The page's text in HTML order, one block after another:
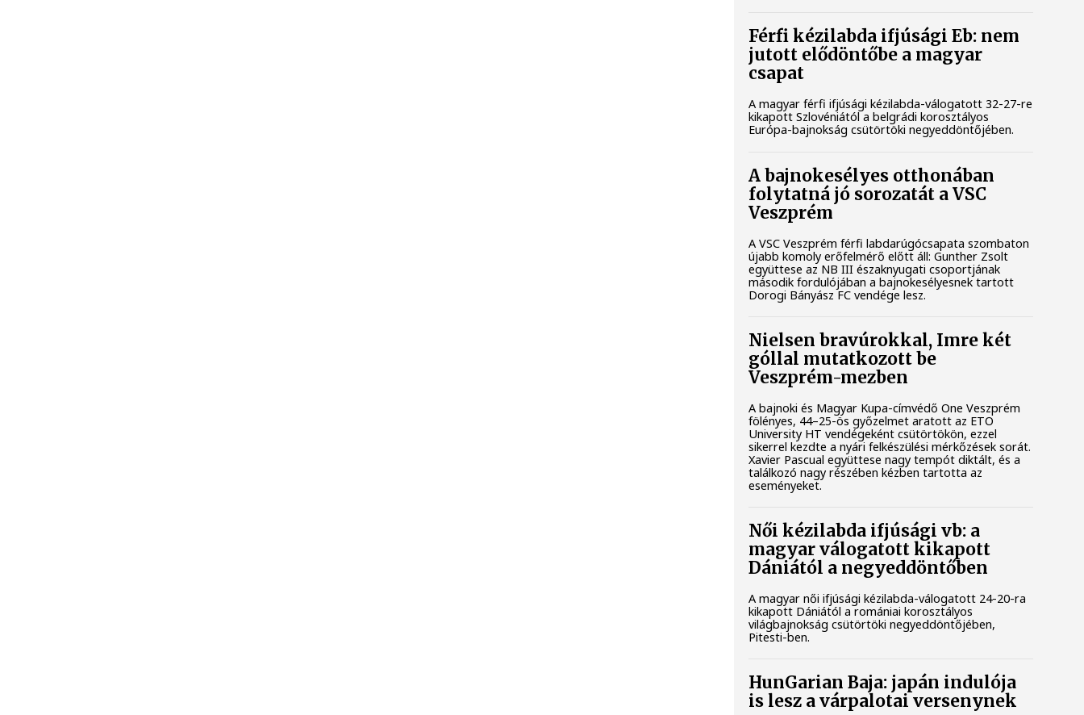
Férfi kézilabda ifjúsági Eb: nem
jutott elődöntőbe a magyar
csapat
A magyar férfi ifjúsági kézilabda-válogatott 32-27-re
kikapott Szlovéniától a belgrádi korosztályos
Európa-bajnokság csütörtöki negyeddöntőjében.
A bajnokesélyes otthonában
folytatná jó sorozatát a VSC
Veszprém
A VSC Veszprém férfi labdarúgócsapata szombaton
újabb komoly erőfelmérő előtt áll: Gunther Zsolt
együttese az NB III északnyugati csoportjának
második fordulójában a bajnokesélyesnek tartott
Dorogi Bányász FC vendége lesz.
Nielsen bravúrokkal, Imre két
góllal mutatkozott be
Veszprém-mezben
A bajnoki és Magyar Kupa-címvédő One Veszprém
fölényes, 44–25-ös győzelmet aratott az ETO
University HT vendégeként csütörtökön, ezzel
sikerrel kezdte a nyári felkészülési mérkőzések sorát.
Xavier Pascual együttese nagy tempót diktált, és a
találkozó nagy részében kézben tartotta az
eseményeket.
Női kézilabda ifjúsági vb: a
magyar válogatott kikapott
Dániától a negyeddöntőben
A magyar női ifjúsági kézilabda-válogatott 24-20-ra
kikapott Dániától a romániai korosztályos
világbajnokság csütörtöki negyeddöntőjében,
Pitesti-ben.
HunGarian Baja: japán indulója
is lesz a várpalotai versenynek